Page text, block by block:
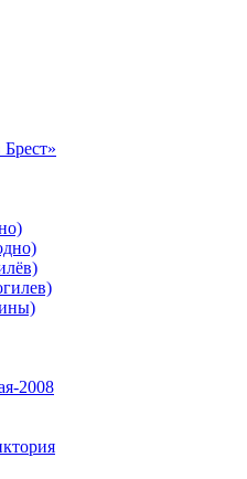
2008